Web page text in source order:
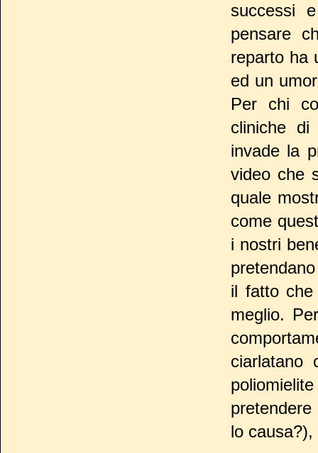
successi
pensare
reparto ha
ed un
Per chi
cliniche
invade la
video che
quale
come
i nostri
il fatto che
meglio.
ciarlatano
lo